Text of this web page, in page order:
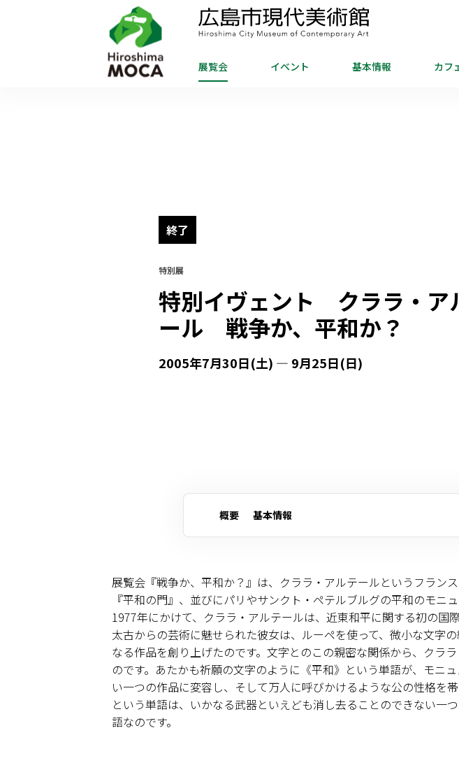
展覧会 イベント 基本情報 カフ
終了
特別展
特別イヴェント クララ・ア
ール 戦争か、平和か？
2005年7月30日(土) — 9月25日(日)
概要 基本情報
展覧会『戦争か、平和か？』は、クララ・アルテールというフラン
『平和の門』、並びにパリやサンクト・ペテルブルグの平和のモ
1977年にかけて、クララ・アルテールは、近東和平に関する初の
太古からの芸術に魅せられた彼女は、ルーペを使って、微小な文字
なる作品を創り上げたのです。文字とのこの親密な関係から、クラ
のです。あたかも祈願の文字のように《平和》という単語が、モニ
い一つの作品に変容し、そして万人に呼びかけるような公の性格を
という単語は、いかなる武器といえども消し去ることのできない一
語なのです。